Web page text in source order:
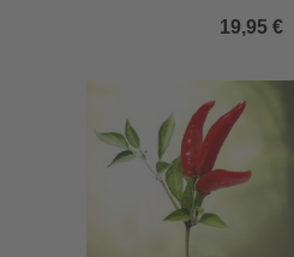
19,95 €